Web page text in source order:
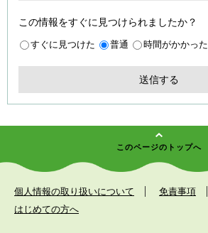
この情報をすぐに見つけられましたか？
すぐに見つけた 普通 時間がかかった
このページのトップへ
個人情報の取り扱いについて 免責事項
はじめての方へ